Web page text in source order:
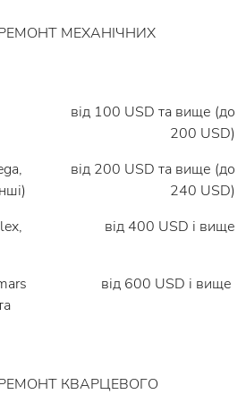
МЕХАНІЧНИХ
від 100 USD та вище (до
200 USD)
від 200 USD та вище (до
240 USD)
від 400 USD і вище
від 600 USD і вище
КВАРЦЕВОГО